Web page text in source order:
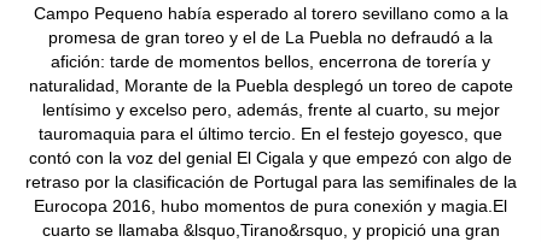
Campo Pequeno había esperado al torero sevillano como a la
promesa de gran toreo y el de La Puebla no defraudó a la
afición: tarde de momentos bellos, encerrona de torería y
naturalidad, Morante de la Puebla desplegó un toreo de capote
lentísimo y excelso pero, además, frente al cuarto, su mejor
tauromaquia para el último tercio. En el festejo goyesco, que
contó con la voz del genial El Cigala y que empezó con algo de
retraso por la clasificación de Portugal para las semifinales de la
Eurocopa 2016, hubo momentos de pura conexión y magia.El
cuarto se llamaba &lsquo,Tirano&rsquo, y propició una gran